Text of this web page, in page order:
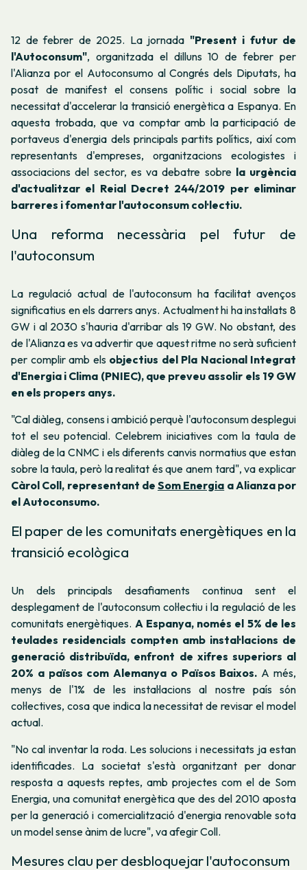
12 de febrer de 2025. La jornada "Present i futur de
l'Autoconsum", organitzada el dilluns 10 de febrer per
l'Alianza por el Autoconsumo al Congrés dels Diputats, ha
posat de manifest el consens polític i social sobre la
necessitat d'accelerar la transició energètica a Espanya. En
aquesta trobada, que va comptar amb la participació de
portaveus d'energia dels principals partits polítics, així com
representants d'empreses, organitzacions ecologistes i
associacions del sector, es va debatre sobre la urgència
d'actualitzar el Reial Decret 244/2019 per eliminar
barreres i fomentar l'autoconsum col·lectiu.
Una reforma necessària pel futur de
l'autoconsum
La regulació actual de l'autoconsum ha facilitat avenços
significatius en els darrers anys. Actualment hi ha instal·lats 8
GW i al 2030 s'hauria d'arribar als 19 GW. No obstant, des
de l'Alianza es va advertir que aquest ritme no serà suficient
per complir amb els objectius del Pla Nacional Integrat
d'Energia i Clima (PNIEC), que preveu assolir els 19 GW
en els propers anys.
"Cal diàleg, consens i ambició perquè l'autoconsum desplegui
tot el seu potencial. Celebrem iniciatives com la taula de
diàleg de la CNMC i els diferents canvis normatius que estan
sobre la taula, però la realitat és que anem tard", va explicar
Càrol Coll, representant de Som Energia a Alianza por
el Autoconsumo.
El paper de les comunitats energètiques en la
transició ecològica
Un dels principals desafiaments continua sent el
desplegament de l'autoconsum col·lectiu i la regulació de les
comunitats energètiques. A Espanya, només el 5% de les
teulades residencials compten amb instal·lacions de
generació distribuïda, enfront de xifres superiors al
20% a països com Alemanya o Països Baixos. A més,
menys de l'1% de les instal·lacions al nostre país són
col·lectives, cosa que indica la necessitat de revisar el model
actual.
"No cal inventar la roda. Les solucions i necessitats ja estan
identificades. La societat s'està organitzant per donar
resposta a aquests reptes, amb projectes com el de Som
Energia, una comunitat energètica que des del 2010 aposta
per la generació i comercialització d'energia renovable sota
un model sense ànim de lucre", va afegir Coll.
Mesures clau per desbloquejar l'autoconsum